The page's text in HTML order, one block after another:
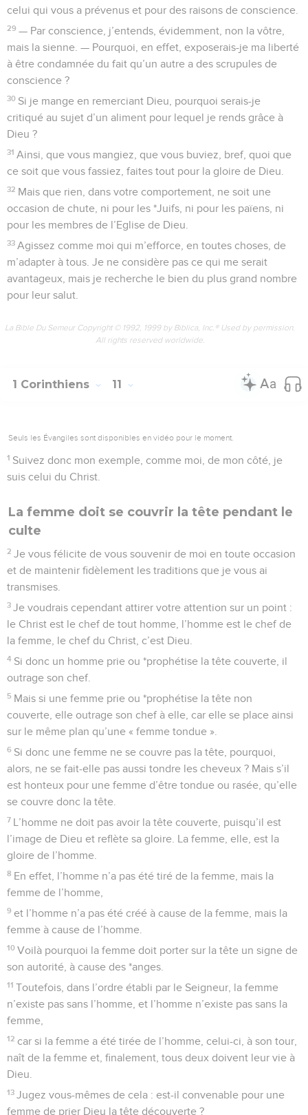
celui qui vous a prévenus et pour des raisons de conscience.
29 — Par conscience, j’entends, évidemment, non la vôtre,
mais la sienne. — Pourquoi, en effet, exposerais-je ma liberté
à être condamnée du fait qu’un autre a des scrupules de
conscience ?
30 Si je mange en remerciant Dieu, pourquoi serais-je
critiqué au sujet d’un aliment pour lequel je rends grâce à
Dieu ?
31 Ainsi, que vous mangiez, que vous buviez, bref, quoi que
ce soit que vous fassiez, faites tout pour la gloire de Dieu.
32 Mais que rien, dans votre comportement, ne soit une
occasion de chute, ni pour les *Juifs, ni pour les païens, ni
pour les membres de l’Eglise de Dieu.
33 Agissez comme moi qui m’efforce, en toutes choses, de
m’adapter à tous. Je ne considère pas ce qui me serait
avantageux, mais je recherche le bien du plus grand nombre
pour leur salut.
La Bible Du Semeur Copyright © 1992, 1999 by Biblica, Inc.® Used by permission.
All rights reserved worldwide.
1 Corinthiens 11
Seuls les Évangiles sont disponibles en vidéo pour le moment.
1 Suivez donc mon exemple, comme moi, de mon côté, je
suis celui du Christ.
La femme doit se couvrir la tête pendant le
culte
2 Je vous félicite de vous souvenir de moi en toute occasion
et de maintenir fidèlement les traditions que je vous ai
transmises.
3 Je voudrais cependant attirer votre attention sur un point :
le Christ est le chef de tout homme, l’homme est le chef de
la femme, le chef du Christ, c’est Dieu.
4 Si donc un homme prie ou *prophétise la tête couverte, il
outrage son chef.
5 Mais si une femme prie ou *prophétise la tête non
couverte, elle outrage son chef à elle, car elle se place ainsi
sur le même plan qu’une « femme tondue ».
6 Si donc une femme ne se couvre pas la tête, pourquoi,
alors, ne se fait-elle pas aussi tondre les cheveux ? Mais s’il
est honteux pour une femme d’être tondue ou rasée, qu’elle
se couvre donc la tête.
7 L’homme ne doit pas avoir la tête couverte, puisqu’il est
l’image de Dieu et reflète sa gloire. La femme, elle, est la
gloire de l’homme.
8 En effet, l’homme n’a pas été tiré de la femme, mais la
femme de l’homme,
9 et l’homme n’a pas été créé à cause de la femme, mais la
femme à cause de l’homme.
10 Voilà pourquoi la femme doit porter sur la tête un signe de
son autorité, à cause des *anges.
11 Toutefois, dans l’ordre établi par le Seigneur, la femme
n’existe pas sans l’homme, et l’homme n’existe pas sans la
femme,
12 car si la femme a été tirée de l’homme, celui-ci, à son tour,
naît de la femme et, finalement, tous deux doivent leur vie à
Dieu.
13 Jugez vous-mêmes de cela : est-il convenable pour une
femme de prier Dieu la tête découverte ?